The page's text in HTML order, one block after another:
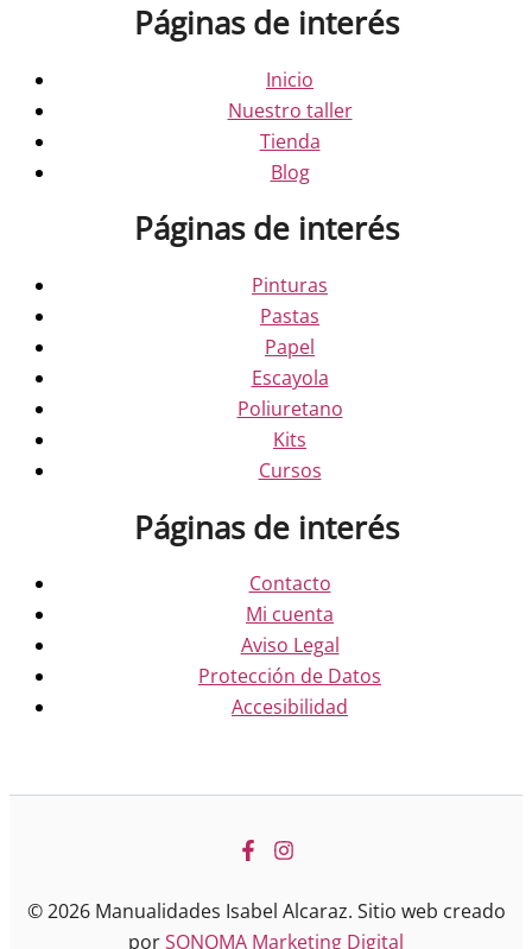
Páginas de interés
Inicio
Nuestro taller
Tienda
Blog
Páginas de interés
Pinturas
Pastas
Papel
Escayola
Poliuretano
Kits
Cursos
Páginas de interés
Contacto
Mi cuenta
Aviso Legal
Protección de Datos
Accesibilidad
© 2026 Manualidades Isabel Alcaraz. Sitio web creado
porSONOMA Marketing Digital